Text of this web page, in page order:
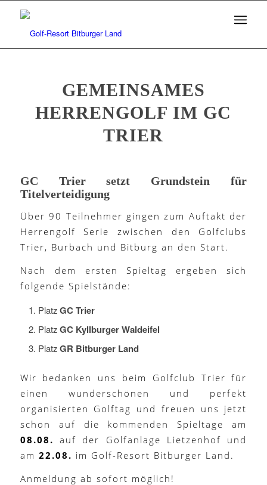
GEMEINSAMES
HERRENGOLF IM GC
TRIER
GC Trier setzt Grundstein für
Titelverteidigung
Über 90 Teilnehmer gingen zum Auftakt der
Herrengolf Serie zwischen den Golfclubs
Trier, Burbach und Bitburg an den Start.
Nach dem ersten Spieltag ergeben sich
folgende Spielstände:
PlatzGC Trier
PlatzGC Kyllburger Waldeifel
PlatzGR Bitburger Land
Wir bedanken uns beim Golfclub Trier für
einen wunderschönen und perfekt
organisierten Golftag und freuen uns jetzt
schon auf die kommenden Spieltage am
08.08. auf der Golfanlage Lietzenhof und
am 22.08. im Golf-Resort Bitburger Land.
Anmeldung ab sofort möglich!